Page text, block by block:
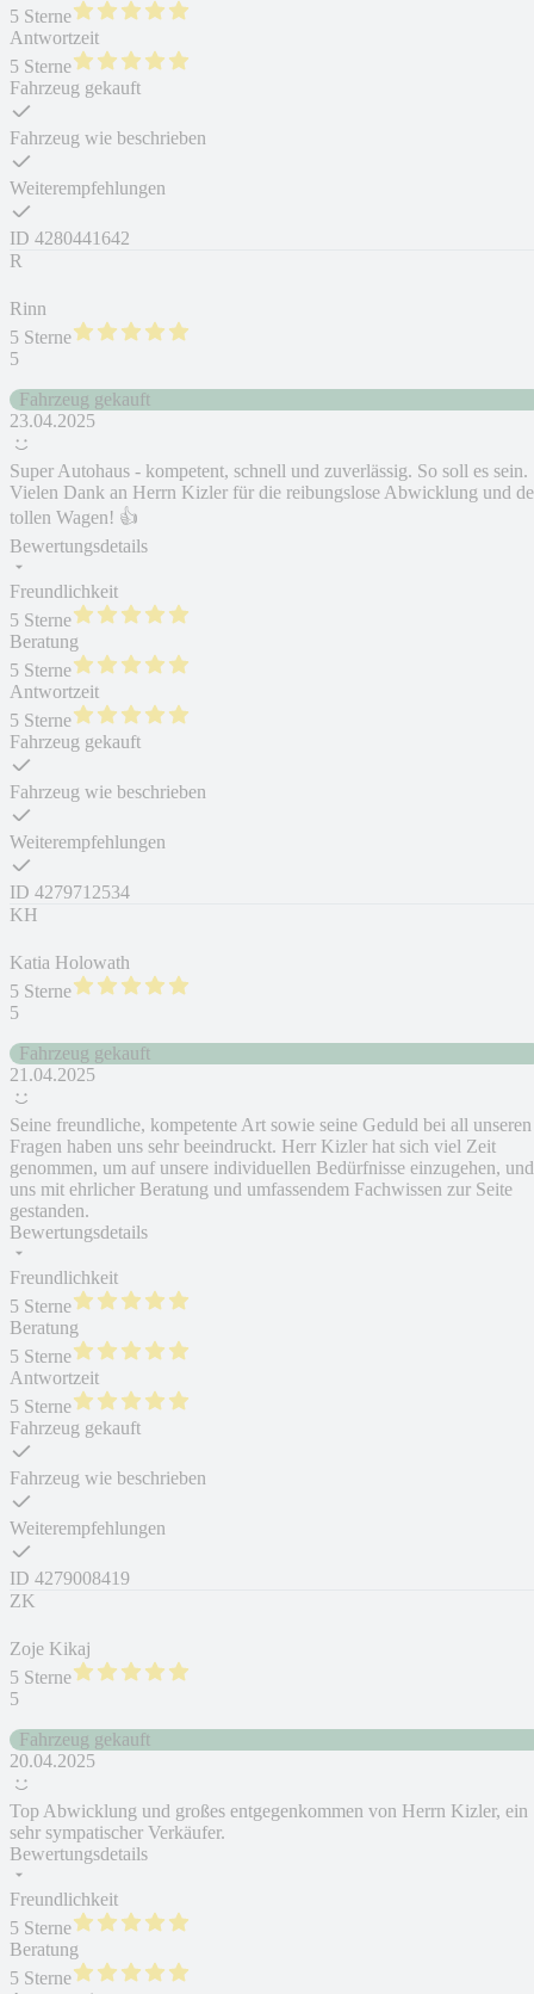
5 Sterne
Antwortzeit
5 Sterne
Fahrzeug gekauft
Fahrzeug wie beschrieben
Weiterempfehlungen
ID 4280441642
R
Rinn
5 Sterne
5
Fahrzeug gekauft
23.04.2025
Super Autohaus - kompetent, schnell und zuverlässig. So soll es sein.
Vielen Dank an Herrn Kizler für die reibungslose Abwicklung und
tollen Wagen! 👍
Bewertungsdetails
Freundlichkeit
5 Sterne
Beratung
5 Sterne
Antwortzeit
5 Sterne
Fahrzeug gekauft
Fahrzeug wie beschrieben
Weiterempfehlungen
ID 4279712534
KH
Katia Holowath
5 Sterne
5
Fahrzeug gekauft
21.04.2025
Seine freundliche, kompetente Art sowie seine Geduld bei all unseren
Fragen haben uns sehr beeindruckt. Herr Kizler hat sich viel Zeit
genommen, um auf unsere individuellen Bedürfnisse einzugehen, und
uns mit ehrlicher Beratung und umfassendem Fachwissen zur Seite
gestanden.
Bewertungsdetails
Freundlichkeit
5 Sterne
Beratung
5 Sterne
Antwortzeit
5 Sterne
Fahrzeug gekauft
Fahrzeug wie beschrieben
Weiterempfehlungen
ID 4279008419
ZK
Zoje Kikaj
5 Sterne
5
Fahrzeug gekauft
20.04.2025
Top Abwicklung und großes entgegenkommen von Herrn Kizler, ein
sehr sympatischer Verkäufer.
Bewertungsdetails
Freundlichkeit
5 Sterne
Beratung
5 Sterne